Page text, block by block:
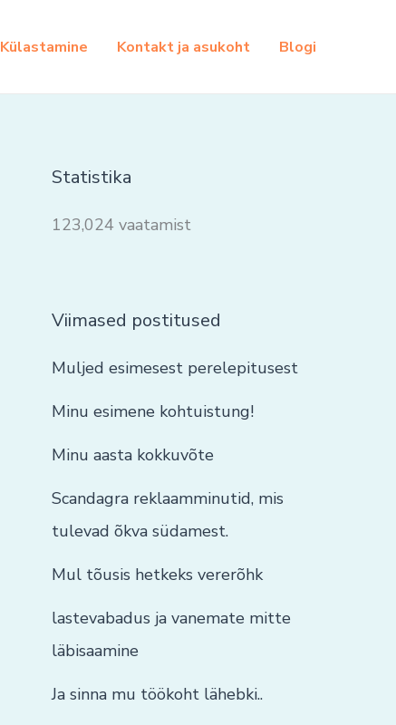
Külastamine Kontakt ja asukoht Blogi
Statistika
123,024 vaatamist
Viimased postitused
Muljed esimesest perelepitusest
Minu esimene kohtuistung!
Minu aasta kokkuvõte
Scandagra reklaamminutid, mis
tulevad õkva südamest.
Mul tõusis hetkeks vererõhk
lastevabadus ja vanemate mitte
läbisaamine
Ja sinna mu töökoht lähebki..